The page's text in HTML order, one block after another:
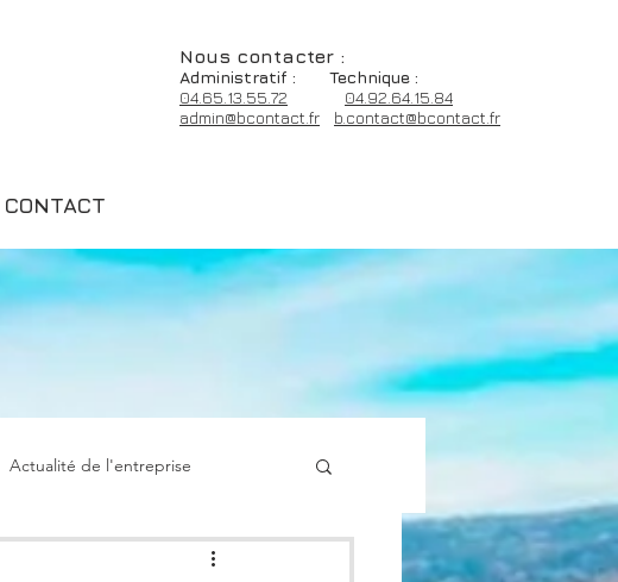
CONTACT
Nous contacter :
Administratif :
Technique :
04.65.13.55.72
04.92.64.15.84
admin@bcontact.fr
b.contact@bcontact.fr
Actualité de l'entreprise